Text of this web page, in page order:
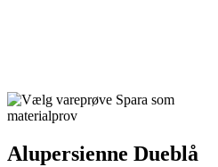
Spara som
materialprov
Alupersienne Dueblå